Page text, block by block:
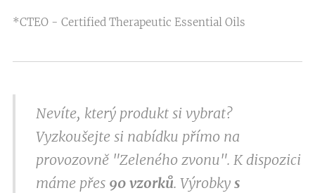
*CTEO - Certified Therapeutic Essential Oils
Nevíte, který produkt si vybrat?
Vyzkoušejte si nabídku přímo na
provozovně "Zeleného zvonu". K dispozici
máme přes 90 vzorků. Výrobky s